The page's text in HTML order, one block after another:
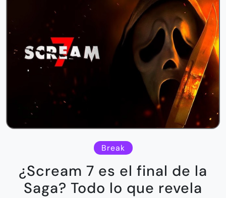
Break
¿Scream 7 es el final de la
Saga? Todo lo que revela